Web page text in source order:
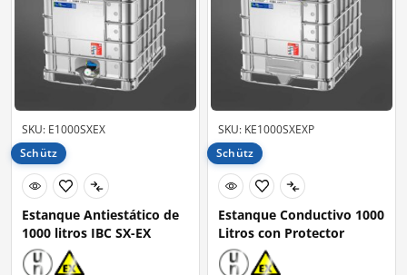
SKU: E1000SXEX
Schütz
Estanque Antiestático de
1000 litros IBC SX-EX
SKU: KE1000SXEXP
Schütz
Estanque Conductivo 1000
Litros con Protector